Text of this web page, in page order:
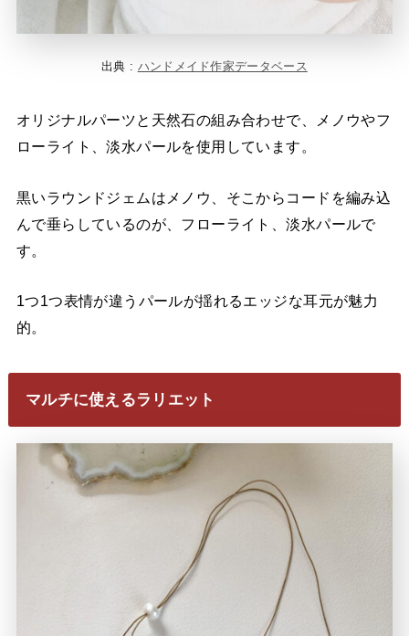
出典 : ハンドメイド作家データベース
オリジナルパーツと天然石の組み合わせで、メノウやフ
ローライト、淡水パールを使用しています。
黒いラウンドジェムはメノウ、そこからコードを編み込
んで垂らしているのが、フローライト、淡水パールで
す。
1つ1つ表情が違うパールが揺れるエッジな耳元が魅力
的。
マルチに使えるラリエット